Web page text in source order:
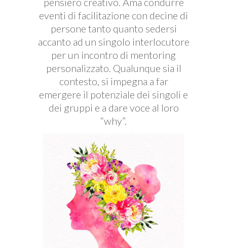
eventi di facilitazione con decine di
persone tanto quanto sedersi
accanto ad un singolo interlocutore
per un incontro di mentoring
personalizzato. Qualunque sia il
contesto, si impegna a far
emergere il potenziale dei singoli e
dei gruppi e a dare voce al loro
“why”.